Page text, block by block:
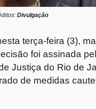
Divulgação
terça-feira (3),
foi assinada
Justiça do Rio de
de medidas